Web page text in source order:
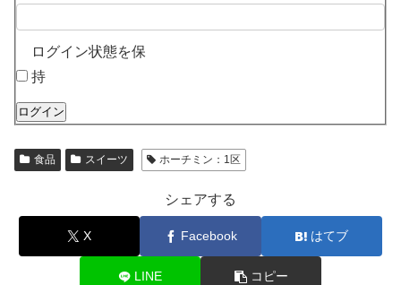
ログイン状態を保
持
ログイン
食品 スイーツ ホーチミン：1区
シェアする
X Facebook はてブ
LINE コピー